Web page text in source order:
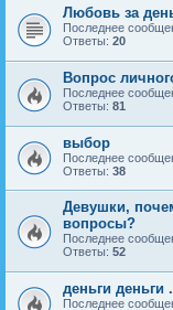
Любовь за
Последнее
Ответы: 20
Вопрос
Последнее
Ответы: 81
выбор
Последнее
Ответы: 38
Девушки,
вопросы?
Последнее
Ответы: 52
деньги
Последнее